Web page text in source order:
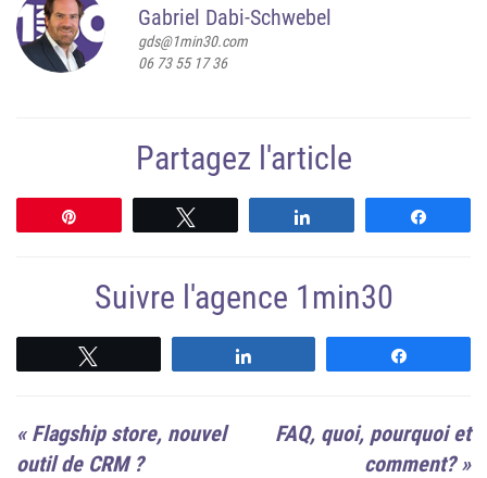
Gabriel Dabi-Schwebel
gds@1min30.com
06 73 55 17 36
Partagez l'article
Suivre l'agence 1min30
« Flagship store, nouvel
outil de CRM ?
FAQ, quoi, pourquoi et
comment?»